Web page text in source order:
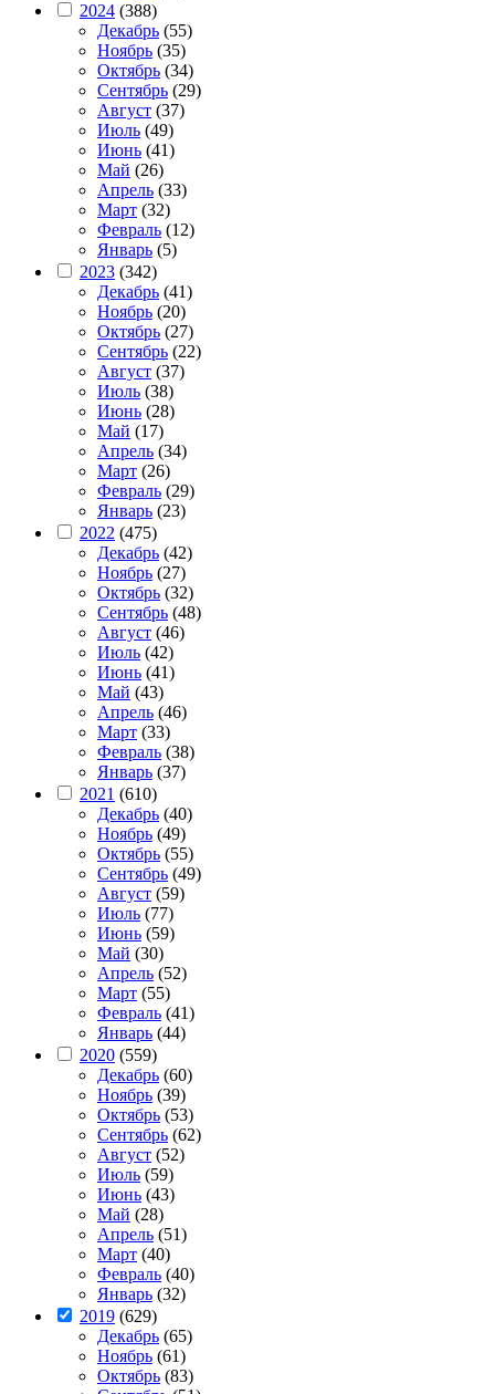
2024 (388)
Декабрь (55)
Ноябрь (35)
Октябрь (34)
Сентябрь (29)
Август (37)
Июль (49)
Июнь (41)
Май (26)
Апрель (33)
Март (32)
Февраль (12)
Январь (5)
2023 (342)
Декабрь (41)
Ноябрь (20)
Октябрь (27)
Сентябрь (22)
Август (37)
Июль (38)
Июнь (28)
Май (17)
Апрель (34)
Март (26)
Февраль (29)
Январь (23)
2022 (475)
Декабрь (42)
Ноябрь (27)
Октябрь (32)
Сентябрь (48)
Август (46)
Июль (42)
Июнь (41)
Май (43)
Апрель (46)
Март (33)
Февраль (38)
Январь (37)
2021 (610)
Декабрь (40)
Ноябрь (49)
Октябрь (55)
Сентябрь (49)
Август (59)
Июль (77)
Июнь (59)
Май (30)
Апрель (52)
Март (55)
Февраль (41)
Январь (44)
2020 (559)
Декабрь (60)
Ноябрь (39)
Октябрь (53)
Сентябрь (62)
Август (52)
Июль (59)
Июнь (43)
Май (28)
Апрель (51)
Март (40)
Февраль (40)
Январь (32)
2019 (629)
Декабрь (65)
Ноябрь (61)
Октябрь (83)